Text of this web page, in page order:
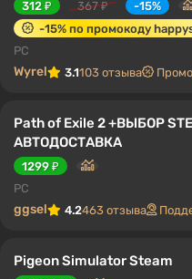
312 ₽ 367 ₽
-15%
-15% по промокоду
PC
Wyrel 3.1103 отзыва
Path of Exile 2 +ВЫБОР
АВТОДОСТАВКА
1299 ₽
PC
ggsel 4.2463 отзыва
Pigeon Simulator Steam